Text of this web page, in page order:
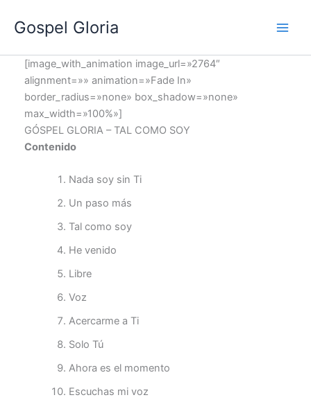
contenido
Gospel Gloria
[image_with_animation image_url=»2764″
alignment=»» animation=»Fade In»
border_radius=»none» box_shadow=»none»
max_width=»100%»]
GÓSPEL GLORIA – TAL COMO SOY
Contenido
Nada soy sin Ti
Un paso más
Tal como soy
He venido
Libre
Voz
Acercarme a Ti
Solo Tú
Ahora es el momento
Escuchas mi voz